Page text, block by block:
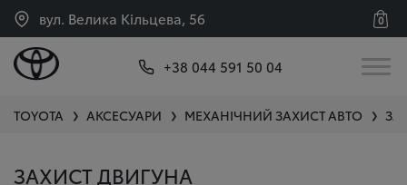
вул. Велика Кільцева, 56 0
+38 044 591 50 04
TOYOTA ❯ АКСЕСУАРИ ❯ МЕХАНІЧНИЙ ЗАХИСТ АВТО ❯
ЗАХИСТ ДВИГУНА